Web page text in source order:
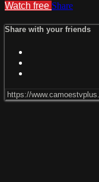
Watch free Share
Share with your friends